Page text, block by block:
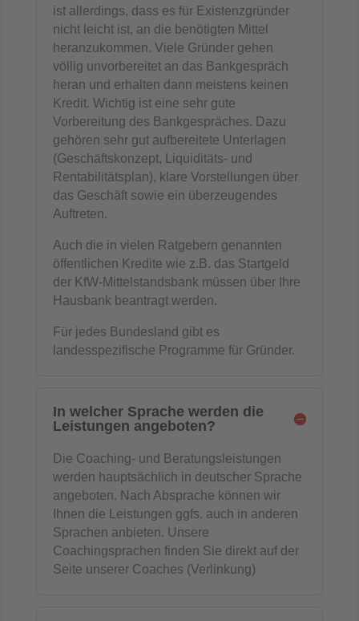
ist allerdings, dass es für Existenzgründer
nicht leicht ist, an die benötigten Mittel
heranzukommen. Viele Gründer gehen
völlig unvorbereitet an das Bankgespräch
heran und erhalten dann meistens keinen
Kredit. Wichtig ist eine sehr gute
Vorbereitung des Bankgespräches. Dazu
gehören sehr gut aufbereitete Unterlagen
(Geschäftskonzept, Liquiditäts- und
Rentabilitätsplan), klare Vorstellungen über
das Geschäft sowie ein überzeugendes
Auftreten.
Auch die in vielen Ratgebern genannten
öffentlichen Kredite wie z.B. das Startgeld
der KfW-Mittelstandsbank müssen über Ihre
Hausbank beantragt werden.
Für jedes Bundesland gibt es
landesspezifische Programme für Gründer.
In welcher Sprache werden die
Leistungen angeboten?
Die Coaching- und Beratungsleistungen
werden hauptsächlich in deutscher Sprache
angeboten. Nach Absprache können wir
Ihnen die Leistungen ggfs. auch in anderen
Sprachen anbieten. Unsere
Coachingsprachen finden Sie direkt auf der
Seite unserer Coaches (Verlinkung)